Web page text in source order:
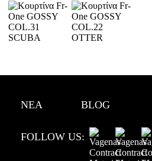
ΝΕΑ BLOG
FOLLOW US: